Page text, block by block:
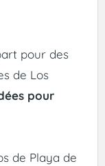
pour des
de Los
pour
de Playa de